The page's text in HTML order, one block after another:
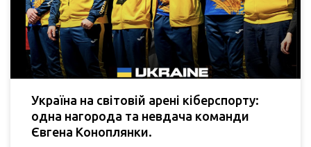
Україна на світовій арені кіберспорту:
одна нагорода та невдача команди
Євгена Коноплянки.